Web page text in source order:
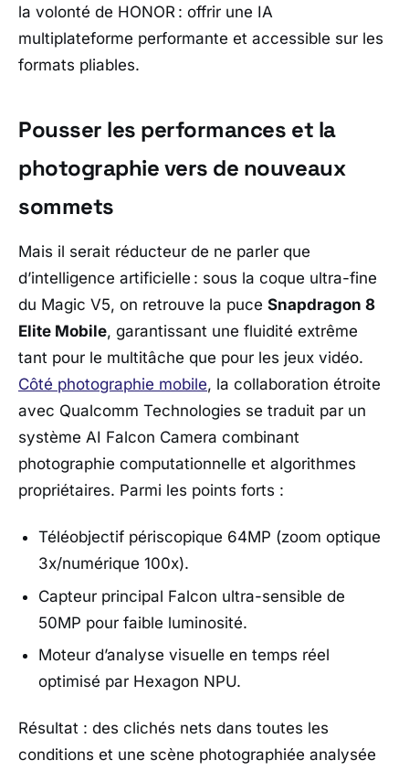
la volonté de HONOR : offrir une IA
multiplateforme performante et accessible sur les
formats pliables.
Pousser les performances et la
photographie vers de nouveaux
sommets
Mais il serait réducteur de ne parler que
d’intelligence artificielle : sous la coque ultra-fine
du Magic V5, on retrouve la puce Snapdragon 8
Elite Mobile, garantissant une fluidité extrême
tant pour le multitâche que pour les jeux vidéo.
Côté photographie mobile, la collaboration étroite
avec Qualcomm Technologies se traduit par un
système AI Falcon Camera combinant
photographie computationnelle et algorithmes
propriétaires. Parmi les points forts :
Téléobjectif périscopique 64MP (zoom optique
3x/numérique 100x).
Capteur principal Falcon ultra-sensible de
50MP pour faible luminosité.
Moteur d’analyse visuelle en temps réel
optimisé par Hexagon NPU.
Résultat : des clichés nets dans toutes les
conditions et une scène photographiée analysée